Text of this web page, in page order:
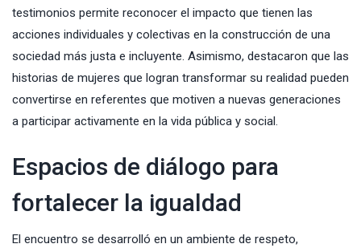
testimonios permite reconocer el impacto que tienen las
acciones individuales y colectivas en la construcción de una
sociedad más justa e incluyente. Asimismo, destacaron que las
historias de mujeres que logran transformar su realidad pueden
convertirse en referentes que motiven a nuevas generaciones
a participar activamente en la vida pública y social.
Espacios de diálogo para
fortalecer la igualdad
El encuentro se desarrolló en un ambiente de respeto,